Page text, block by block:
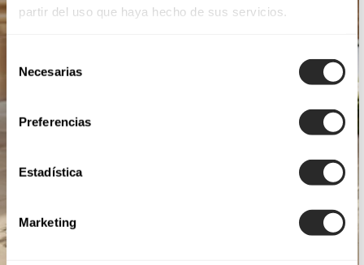
partir del uso que haya hecho de sus servicios.
Necesarias
Preferencias
Estadística
Marketing